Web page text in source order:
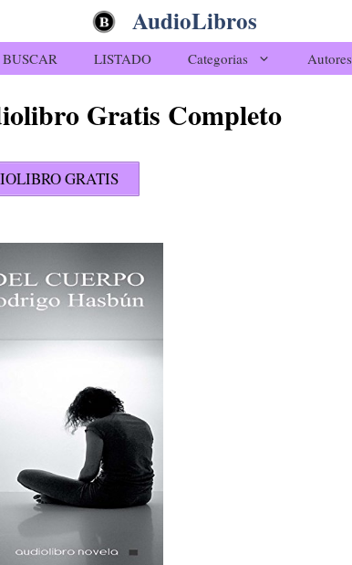
AudioLibros
BUSCAR LISTADO Categorias Autores
Gratis Completo
GRATIS